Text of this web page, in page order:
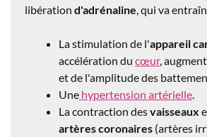
libération d'adrénaline, qui va
La stimulation de l'appareil
accélération du cœur,
et de l'amplitude des
Une hypertension artérielle.
La contraction desvaisseaux
artères coronaires (artères